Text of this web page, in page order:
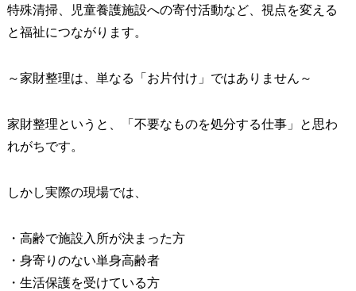
特殊清掃、児童養護施設への寄付活動など、視点を変える
と福祉につながります。
～家財整理は、単なる「お片付け」ではありません～
家財整理というと、「不要なものを処分する仕事」と思わ
れがちです。
しかし実際の現場では、
・高齢で施設入所が決まった方
・身寄りのない単身高齢者
・生活保護を受けている方